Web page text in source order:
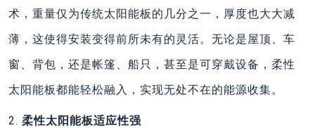
术，重量仅为传统太阳能板的几分之一，厚度也大大减
薄，这使得安装变得前所未有的灵活。无论是屋顶、车
窗、背包，还是帐篷、船只，甚至是可穿戴设备，柔性
太阳能板都能轻松融入，实现无处不在的能源收集。
2. 柔性太阳能板‌适应性强‌